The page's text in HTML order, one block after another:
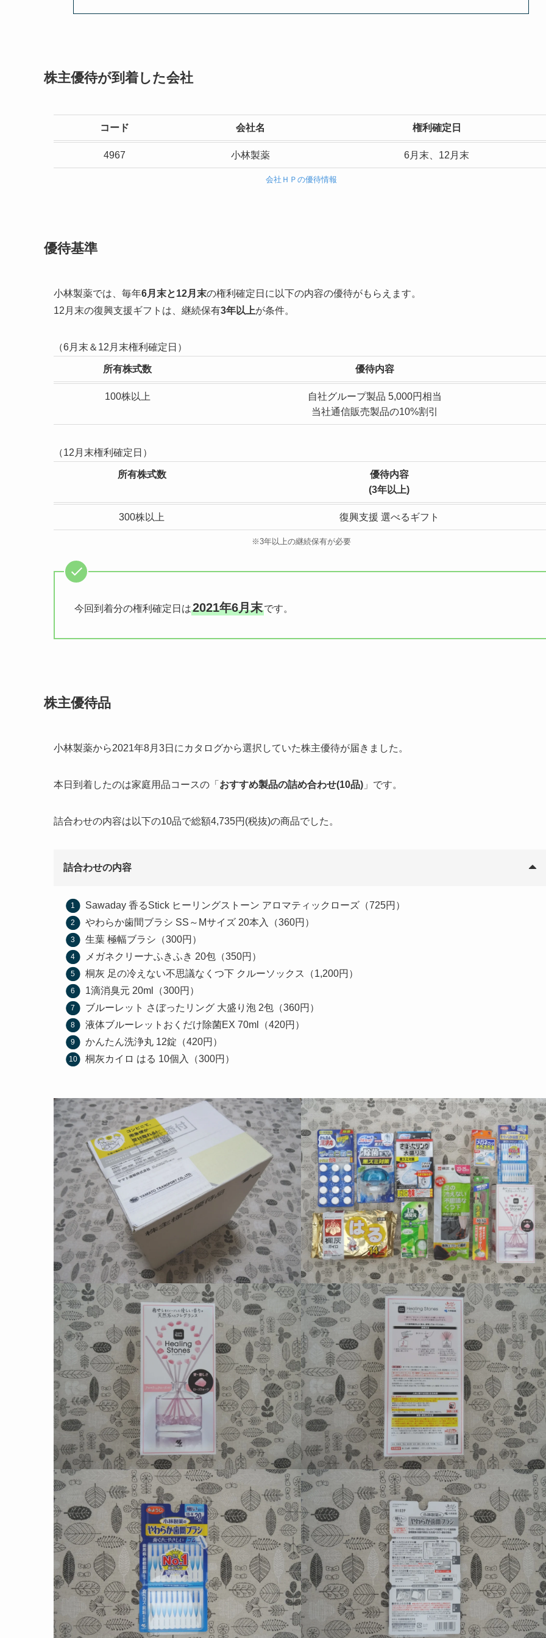
株主優待が到着した会社
コード 会社名 権利確定日
4967 小林製薬 6月末、12月末
会社ＨＰの優待情報
優待基準
小林製薬では、毎年6月末と12月末の権利確定日に以下の内容の優待がもらえます。
12月末の復興支援ギフトは、継続保有3年以上が条件。
（6月末＆12月末権利確定日）
所有株式数 優待内容
100株以上
自社グループ製品 5,000円相当
当社通信販売製品の10%割引
（12月末権利確定日）
所有株式数
優待内容
(3年以上)
300株以上 復興支援 選べるギフト
※3年以上の継続保有が必要
今回到着分の権利確定日は2021年6月末です。
株主優待品
小林製薬から2021年8月3日にカタログから選択していた株主優待が届きました。
本日到着したのは家庭用品コースの「 おすすめ製品の詰め合わせ(10品) 」です。
詰合わせの内容は以下の10品で総額4,735円(税抜)の商品でした。
詰合わせの内容
Sawaday 香るStick ヒーリングストーン アロマティックローズ（725円）
やわらか歯間ブラシ SS～Mサイズ 20本入（360円）
生葉 極幅ブラシ（300円）
メガネクリーナふきふき 20包（350円）
桐灰 足の冷えない不思議なくつ下 クルーソックス（1,200円）
1滴消臭元 20ml（300円）
ブルーレット さぼったリング 大盛り泡 2包（360円）
液体ブルーレットおくだけ除菌EX 70ml（420円）
かんたん洗浄丸 12錠（420円）
桐灰カイロ はる 10個入（300円）